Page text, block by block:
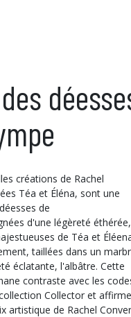
créations de Rachel
Téa et Éléna, sont une
de
d'une légèreté éthérée,
de Téa et
taillées dans un
éclatante, l'albâtre. Cette
contraste avec les
Collector et affirme
artistique de Rachel